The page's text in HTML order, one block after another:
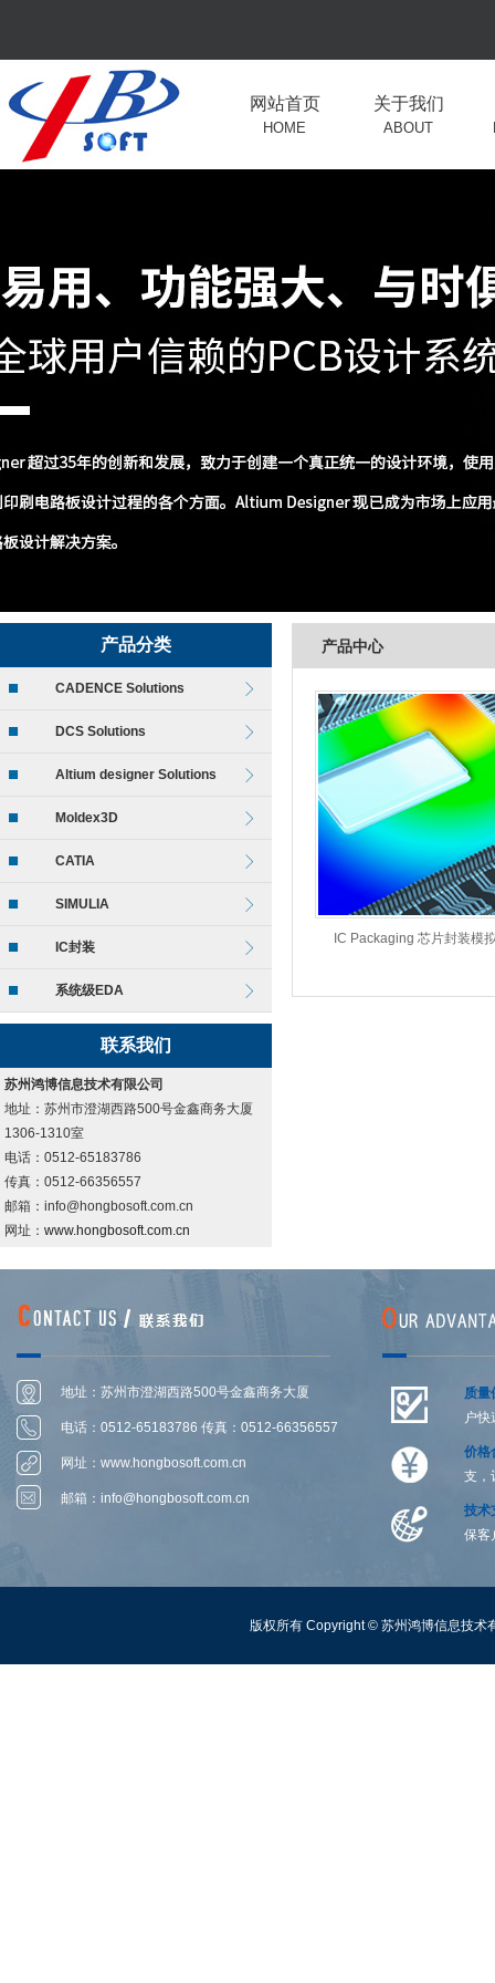
网站首页
HOME
关于我们
ABOUT
产品分类
CADENCE Solutions
DCS Solutions
Altium designer Solutions
Moldex3D
CATIA
SIMULIA
IC封装
系统级EDA
联系我们
苏州鸿博信息技术有限公司
地址：苏州市澄湖西路500号金鑫商务大厦
1306-1310室
电话：0512-65183786
传真：0512-66356557
邮箱：info@hongbosoft.com.cn
网址： www.hongbosoft.com.cn
产品中心
IC Packaging 芯片封装模
地址：苏州市澄湖西路500号金鑫商务大厦
1306-1314室
电话：0512-65183786 传真：0512-66356557
网址： www.hongbosoft.com.cn
邮箱： info@hongbosoft.com.cn
质量
户
价格
支，
技术
保客
版权所有 Copyright © 苏州鸿博信息技术